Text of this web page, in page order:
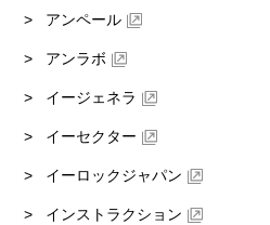
アンペール
アンラボ
イージェネラ
イーセクター
イーロックジャパン
インストラクション